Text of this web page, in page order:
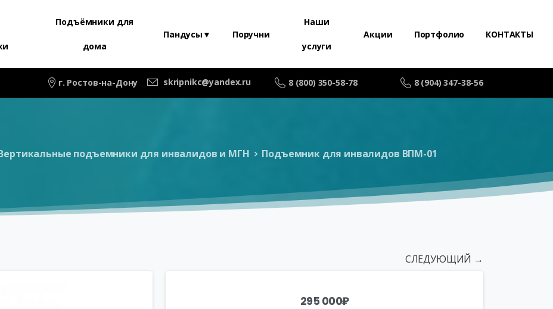
Подъёмники для
дома
Пандусы▼ Поручни
Наши
услуги
Акции Портфолио КОНТАКТЫ
г. Ростов-на-Дону skripnikc@yandex.ru 8 (800) 350-58-78 8 (904) 347-38-56
подъемники для инвалидов и МГН Подъемник для инвалидов ВПМ-01
СЛЕДУЮЩИЙ →
295 000₽